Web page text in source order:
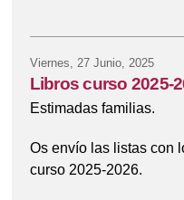
INAUGURACIÓN
PROCESO DE
RESOLUCION
Viernes, 27 Junio, 2025
Libros curso 2025-
Estimadas familias.
Os envío las listas con
curso 2025-2026.